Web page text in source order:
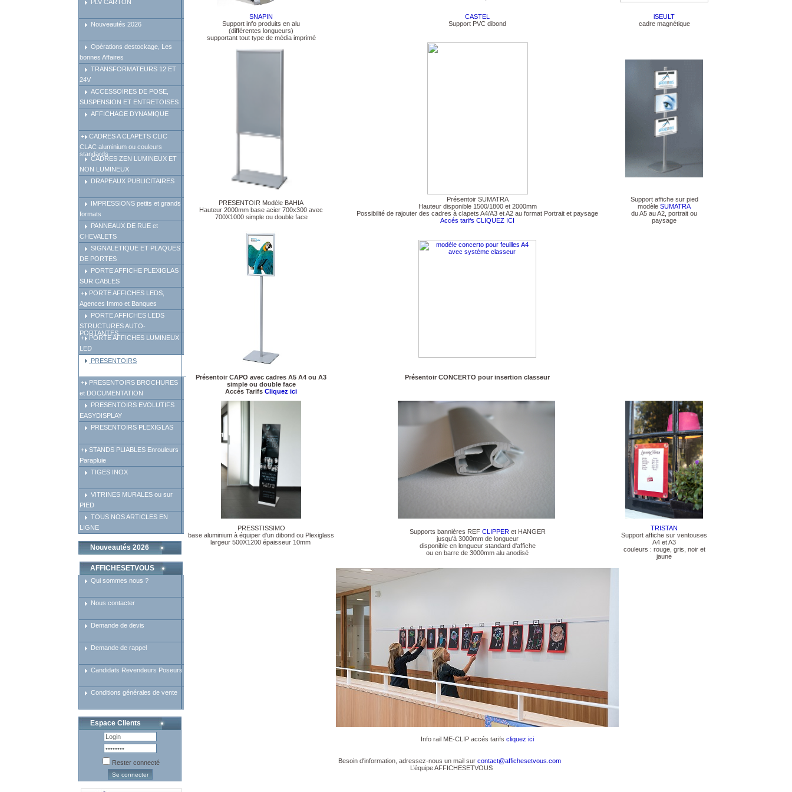
PLV CARTON
Nouveautés 2026
Opérations destockage, Les
bonnes Affaires
TRANSFORMATEURS 12 ET
24V
ACCESSOIRES DE POSE,
SUSPENSION ET ENTRETOISES
AFFICHAGE DYNAMIQUE
CADRES A CLAPETS CLIC
CLAC aluminium ou couleurs
standards
CADRES ZEN LUMINEUX ET
NON LUMINEUX
DRAPEAUX PUBLICITAIRES
IMPRESSIONS petits et grands
formats
PANNEAUX DE RUE et
CHEVALETS
SIGNALETIQUE ET PLAQUES
DE PORTES
PORTE AFFICHE PLEXIGLAS
SUR CABLES
PORTE AFFICHES LEDS,
Agences Immo et Banques
PORTE AFFICHES LEDS
STRUCTURES AUTO-
PORTANTES
PORTE AFFICHES LUMINEUX
LED
PRESENTOIRS
PRESENTOIRS BROCHURES
et DOCUMENTATION
PRESENTOIRS EVOLUTIFS
EASYDISPLAY
PRESENTOIRS PLEXIGLAS
STANDS PLIABLES Enrouleurs
Parapluie
TIGES INOX
VITRINES MURALES ou sur
PIED
TOUS NOS ARTICLES EN
LIGNE
Nouveautés 2026
AFFICHESETVOUS
Qui sommes nous ?
Nous contacter
Demande de devis
Demande de rappel
Candidats Revendeurs Poseurs
Conditions générales de vente
Espace Clients
Rester connecté
SNAPIN
Support info produits en alu
(différentes longueurs)
supportant tout type de média imprimé
CASTEL
Support PVC dibond
iSEULT
cadre magnétique
PRESENTOIR Modèle BAHIA
Hauteur 2000mm base acier 700x300 avec
700X1000 simple ou double face
Présentoir SUMATRA
Hauteur disponible 1500/1800 et 2000mm
Possibilité de rajouter des cadres à clapets A4/A3 et A2 au format Portrait et paysage
Accés tarifs CLIQUEZ ICI
Support affiche sur pied
modèle SUMATRA
du A5 au A2, portrait ou
paysage
Présentoir CAPO avec cadres A5 A4 ou A3
simple ou double face
Accés Tarifs Cliquez ici
Présentoir CONCERTO pour insertion classeur
PRESSTISSIMO
base aluminium à équiper d'un dibond ou Plexiglass
largeur 500X1200 épaisseur 10mm
Supports bannières REF CLIPPERet HANGER
jusqu'à 3000mm de longueur
disponible en longueur standard d'affiche
ou en barre de 3000mm alu anodisé
TRISTAN
Support affiche sur ventouses
A4 et A3
couleurs : rouge, gris, noir et
jaune
Info rail ME-CLIP accés tarifs cliquez ici
Besoin d'information, adressez-nous un mail sur contact@affichesetvous.com
L’équipe AFFICHESETVOUS